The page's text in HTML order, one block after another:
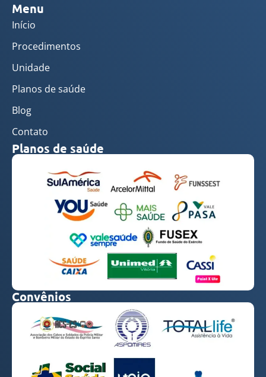
Menu
Início
Procedimentos
Unidade
Planos de saúde
Blog
Contato
Planos de saúde
Convênios